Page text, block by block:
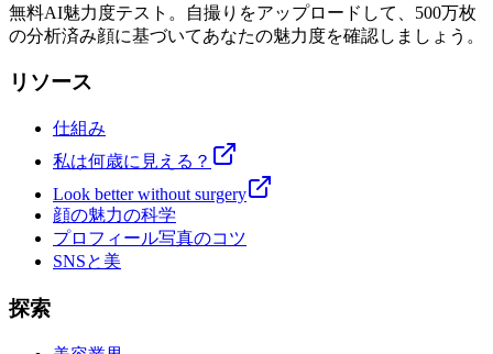
無料AI魅力度テスト。自撮りをアップロードして、500万枚
の分析済み顔に基づいてあなたの魅力度を確認しましょう。
リソース
仕組み
私は何歳に見える？
Look better without surgery
顔の魅力の科学
プロフィール写真のコツ
SNSと美
探索